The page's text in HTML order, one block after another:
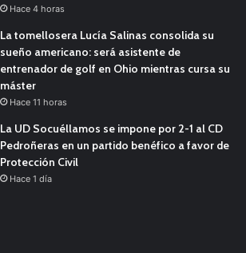
Hace 4 horas
La tomellosera Lucía Salinas consolida su
sueño americano: será asistente de
entrenador de golf en Ohio mientras cursa su
máster
Hace 11 horas
La UD Socuéllamos se impone por 2-1 al CD
Pedroñeras en un partido benéfico a favor de
Protección Civil
Hace 1 día